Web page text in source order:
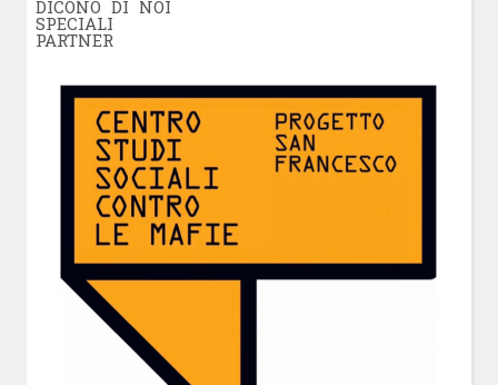
DICONO DI NOI
SPECIALI
PARTNER